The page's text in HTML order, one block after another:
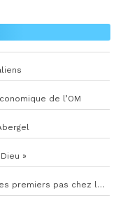
de l’OM
»
Mmadi dévoile l’influence de Paixão sur ses premiers pas chez les pros